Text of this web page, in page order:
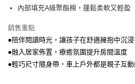
【大哥付你分期使用說明】
1.本服務由台灣大哥大提供，台灣大哥大用戶可
流程，驗證手機門號後，選擇欲分期的期數、繳
成交易。
3.實際核准額度、可分期數及費用金額請依後續
4.訂單成立30分鐘內，如未前往確認交易或遇審
消。如遇「轉專審核」未通過狀況，表示未達大
AFTEE先享後付
相關說明
AFTEE先享後付是「在收到商品之後才付款」
便利好安心！
１．簡單：不需註冊會員、不需綁卡、不需儲
２．便利：只要手機號碼，簡訊認證，即可結
ATM付款
運送方式
內部填充A級聚酯棉，蓬鬆柔軟又輕盈
銷售重點
●陪伴閱讀時光，讓孩子在舒適擁抱中沉
●融入居家佈置，療癒氛圍提升房間溫度
●輕巧尺寸隨身帶，車上戶外都是親子互